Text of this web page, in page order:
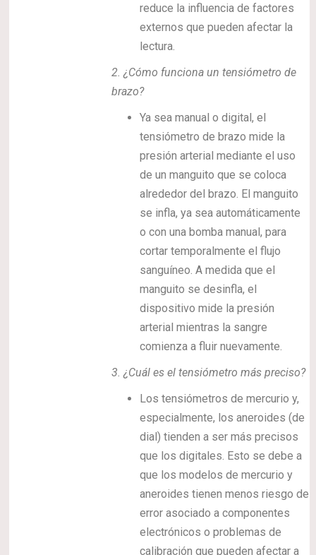
reduce la influencia de factores
externos que pueden afectar la
lectura.
2.¿Cómo funciona un tensiómetro de
brazo?
Ya sea manual o digital, el
tensiómetro de brazo mide la
presión arterial mediante el uso
de un manguito que se coloca
alrededor del brazo. El manguito
se infla, ya sea automáticamente
o con una bomba manual, para
cortar temporalmente el flujo
sanguíneo. A medida que el
manguito se desinfla, el
dispositivo mide la presión
arterial mientras la sangre
comienza a fluir nuevamente.
3.¿Cuál es el tensiómetro más preciso?
Los tensiómetros de mercurio y,
especialmente, los aneroides (de
dial) tienden a ser más precisos
que los digitales. Esto se debe a
que los modelos de mercurio y
aneroides tienen menos riesgo de
error asociado a componentes
electrónicos o problemas de
calibración que pueden afectar a